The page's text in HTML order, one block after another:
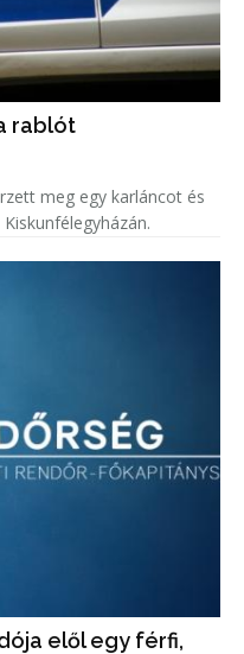
rablót
meg egy karláncot és
elől egy férfi,